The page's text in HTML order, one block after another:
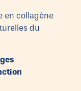
en collagène
du